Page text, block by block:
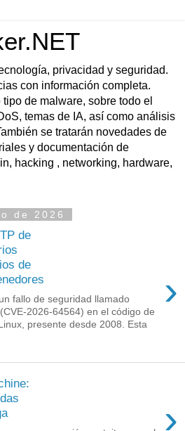
privacidad y seguridad.
con información completa.
de malware, sobre todo el
temas de IA, así como análisis
se tratarán novedades de
y documentación de
hacking , networking, hardware,
de 2026
de
de
›
fallo de seguridad llamado
2026-64564) en el código de
presente desde 2008. Esta
›